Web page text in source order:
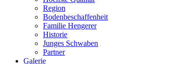
Region
Bodenbeschaffenheit
Familie Hengerer
Historie
Junges Schwaben
Partner
Galerie